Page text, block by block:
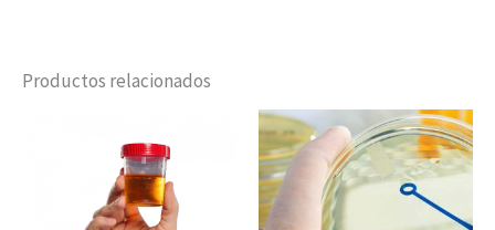
Productos relacionados